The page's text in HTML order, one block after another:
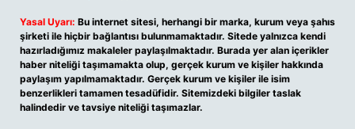
Yasal Uyarı: Bu internet sitesi, herhangi bir marka, kurum veya şahıs
şirketi ile hiçbir bağlantısı bulunmamaktadır. Sitede yalnızca kendi
hazırladığımız makaleler paylaşılmaktadır. Burada yer alan içerikler
haber niteliği taşımamakta olup, gerçek kurum ve kişiler hakkında
paylaşım yapılmamaktadır. Gerçek kurum ve kişiler ile isim
benzerlikleri tamamen tesadüfidir. Sitemizdeki bilgiler taslak
halindedir ve tavsiye niteliği taşımazlar.